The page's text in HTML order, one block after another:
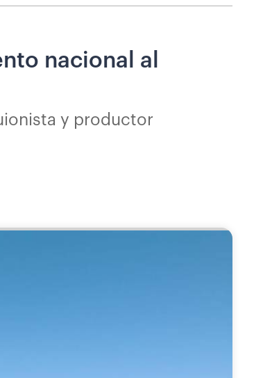
nacional al
y productor